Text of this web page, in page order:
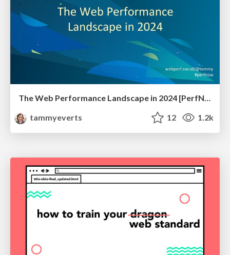
The Web Performance Landscape in 2024 [PerfNow 2024]
tammyeverts
12 1.2k